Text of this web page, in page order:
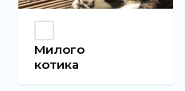
Милого
котика